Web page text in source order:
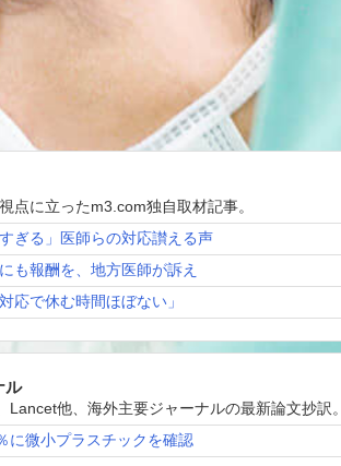
点に立ったm3.com独自取材記事。
すぎる」医師らの対応讃える声
も報酬を、地方医師が訴え
応で休む時間ほぼない」
ル
Lancet他、海外主要ジャーナルの最新論文抄訳。
に微小プラスチックを確認